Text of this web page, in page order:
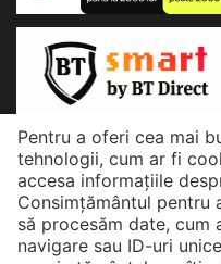
© 2026 eMatix.
Pentru a oferi cea mai
tehnologii, cum ar fi
accesa informațiile
Consimțământul pentru
să procesăm date,
navigare sau ID-uri